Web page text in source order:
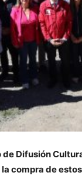
Difusión
compra de